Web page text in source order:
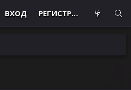
ВХОД РЕГИСТРАЦИЯ